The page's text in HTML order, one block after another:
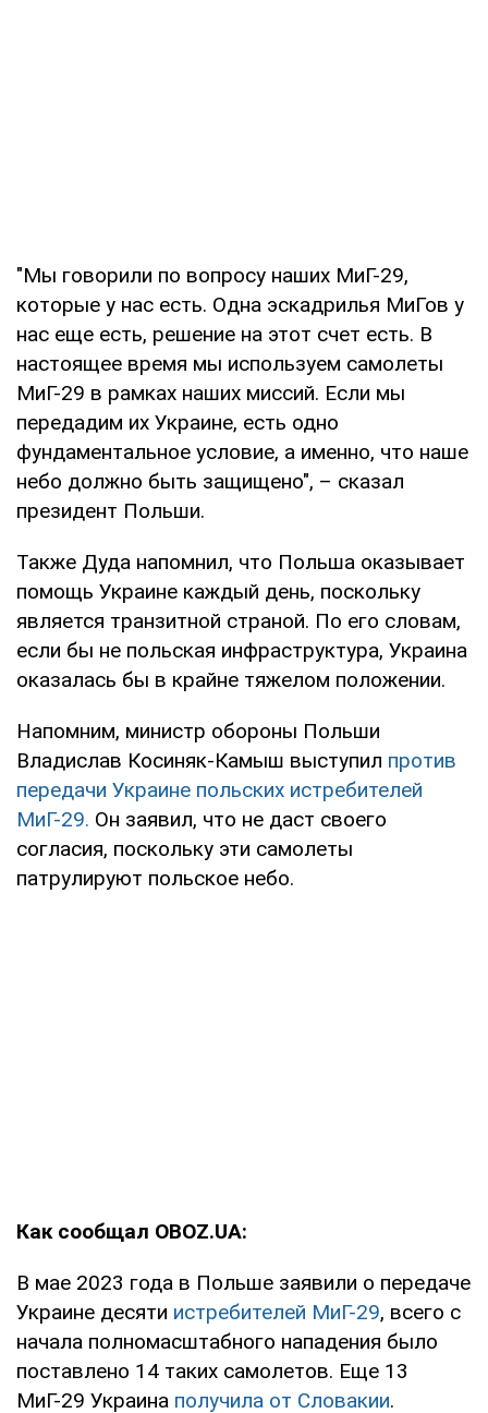
"Мы говорили по вопросу наших МиГ-29,
которые у нас есть. Одна эскадрилья МиГов у
нас еще есть, решение на этот счет есть. В
настоящее время мы используем самолеты
МиГ-29 в рамках наших миссий. Если мы
передадим их Украине, есть одно
фундаментальное условие, а именно, что наше
небо должно быть защищено", – сказал
президент Польши.
Также Дуда напомнил, что Польша оказывает
помощь Украине каждый день, поскольку
является транзитной страной. По его словам,
если бы не польская инфраструктура, Украина
оказалась бы в крайне тяжелом положении.
Напомним, министр обороны Польши
Владислав Косиняк-Камыш выступил против
передачи Украине польских истребителей
МиГ-29. Он заявил, что не даст своего
согласия, поскольку эти самолеты
патрулируют польское небо.
Как сообщал OBOZ.UA:
В мае 2023 года в Польше заявили о передаче
Украине десяти истребителей МиГ-29, всего с
начала полномасштабного нападения было
поставлено 14 таких самолетов. Еще 13
МиГ-29 Украина получила от Словакии.